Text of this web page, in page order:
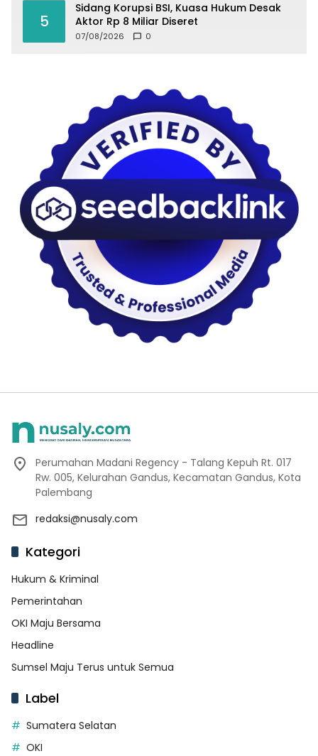
5
Sidang Korupsi BSI, Kuasa Hukum Desak
Aktor Rp 8 Miliar Diseret
07/08/2026 0
Perumahan Madani Regency - Talang Kepuh Rt. 017
Rw. 005, Kelurahan Gandus, Kecamatan Gandus, Kota
Palembang
redaksi@nusaly.com
Kategori
Hukum & Kriminal
Pemerintahan
OKI Maju Bersama
Headline
Sumsel Maju Terus untuk Semua
Label
Sumatera Selatan
OKI